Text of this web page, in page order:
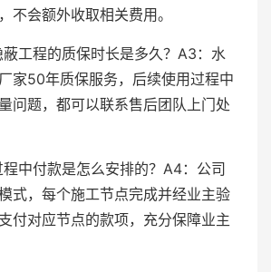
不会额外收取相关费用。
工程的质保时长是多久？A3：水
家50年质保服务，后续使用过程中
问题，都可以联系售后团队上门处
中付款是怎么安排的？A4：公司
式，每个施工节点完成并经业主验
付对应节点的款项，充分保障业主